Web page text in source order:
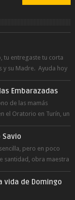
tu entregaste tu corta
y su Madre. Ayuda hoy
Embarazadas
de las mamás
el Oratorio en Turín, un
pero en poco
santidad, obra maestra
vida de Domingo